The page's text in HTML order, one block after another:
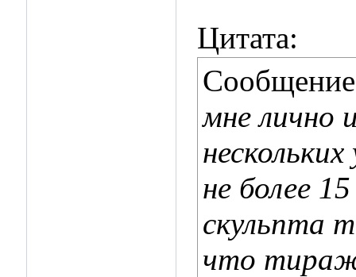
Цитата:
мне лично
не более
скульпта
что тираж